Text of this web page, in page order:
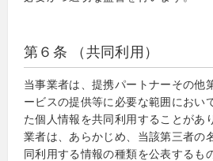
第６条 （共同利用）
当事業者は、提携パートナーその他
ービスの提供等に必要な範囲におい
た個人情報を共同利用することがあ
業者は、あらかじめ、当該第三者の
同利用する情報の種類を公表するも